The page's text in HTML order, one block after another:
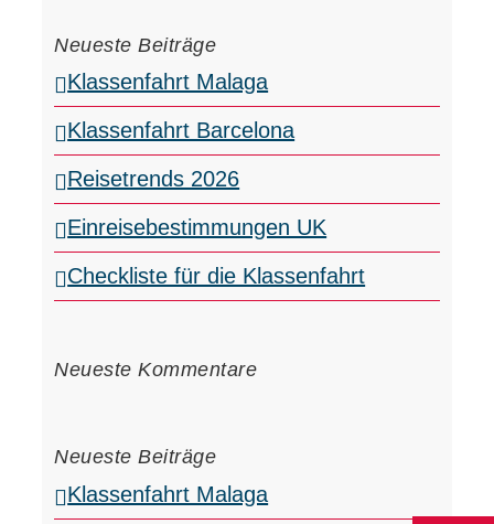
Neueste Beiträge
Klassenfahrt Malaga
Klassenfahrt Barcelona
Reisetrends 2026
Einreisebestimmungen UK
Checkliste für die Klassenfahrt
Neueste Kommentare
Neueste Beiträge
Klassenfahrt Malaga